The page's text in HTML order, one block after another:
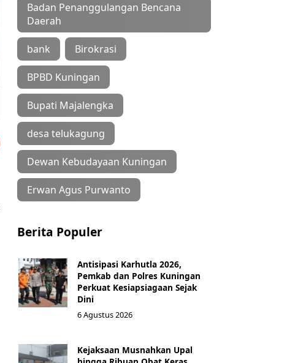
Badan Penanggulangan Bencana
Daerah
bank Birokrasi
BPBD Kuningan
Bupati Majalengka
desa telukagung
Dewan Kebudayaan Kuningan
Erwan Agus Purwanto
Berita Populer
Antisipasi Karhutla 2026,
Pemkab dan Polres Kuningan
Perkuat Kesiapsiagaan Sejak
Dini
6 Agustus 2026
Kejaksaan Musnahkan Upal